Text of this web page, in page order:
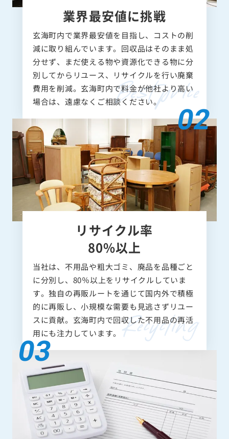
業界最安値に挑戦
玄海町内で業界最安値を目指し、コストの削
減に取り組んでいます。回収品はそのまま処
分せず、まだ使える物や資源化できる物に分
別してからリユース、リサイクルを行い廃棄
費用を削減。玄海町内で料金が他社より高い
場合は、遠慮なくご相談ください。
リサイクル率
80%以上
当社は、不用品や粗大ゴミ、廃品を品種ごと
に分別し、80％以上をリサイクルしていま
す。独自の再販ルートを通じて国内外で積極
的に再販し、小規模な需要も見逃さずリユー
スに貢献。玄海町内で回収した不用品の再活
用にも注力しています。